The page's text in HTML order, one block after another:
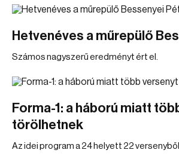
Hetvenéves a műrepülő
Számos nagyszerű eredményt ért el.
Forma-1: a háború miatt
törölhetnek
Az idei program a 24 helyett 22